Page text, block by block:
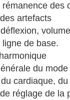
des
artefacts
de base.
du
du cardiaque,
réglage de la